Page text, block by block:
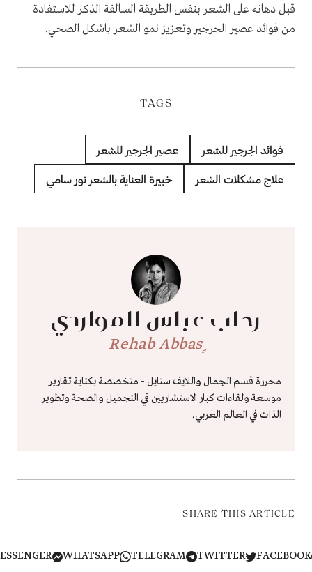
قبل دهانه على الشعر بنفس الطريقة السالفة الذكر للاستفادة
من فوائد عصير الجرجير وتعزيز نمو الشعر باشكل الصحي.
TAGS
فوائد الجرجير للشعر عصير الجرجير للشعر
علاج مشكلات الشعر خبيرة العناية بالشعر نور سامي
رحاب عباس المواردي
محررة قسم الجمال واللايف ستايل - متخصصة بكتابة تقارير
موسعة ولقاءات كبار الاستشاريين في التجميل والصحة وتطوير
الذات في العالم العربي.
SHARE THIS ARTICLE
TWITTER
TELEGRAM
WHATSAPP
MESSENGER